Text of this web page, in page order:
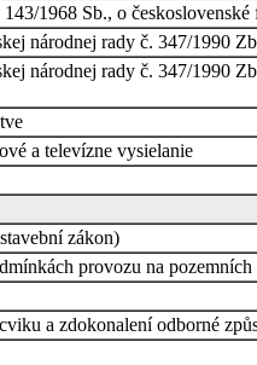
1968 Sb., o československé
národnej rady č. 347/1990
národnej rady č. 347/1990
a televízne vysielanie
zákon)
provozu na
a zdokonalení odborné